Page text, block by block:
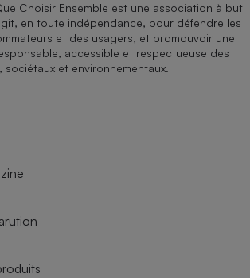
Choisir Ensemble est une association à but
en toute indépendance, pour défendre les
et des usagers, et promouvoir une
accessible et respectueuse des
sociétaux et environnementaux.